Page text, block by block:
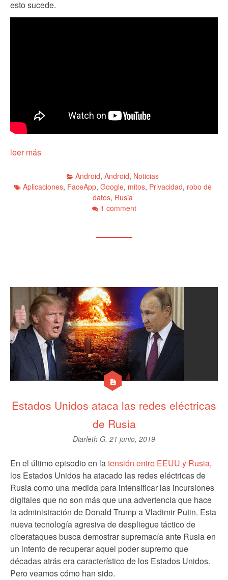
esto sucede.
leer más
Android, Android, Noticias
Aplicaciones, FaceApp, Google, mitos, Privacidad, robo de
datos, Rusia
1 comment
Estados Unidos ataca las redes eléctricas
de Rusia
Diarleth G. 21 junio, 2019
En el último episodio en latensión entre EEUU y Rusia,
los Estados Unidos ha atacado las redes eléctricas de
Rusia como una medida para intensificar las incursiones
digitales que no son más que una advertencia que hace
la administración de Donald Trump a Vladimir Putin. Esta
nueva tecnología agresiva de despliegue táctico de
ciberataques busca demostrar supremacía ante Rusia en
un intento de recuperar aquel poder supremo que
décadas atrás era característico de los Estados Unidos.
Pero veamos cómo han sido.